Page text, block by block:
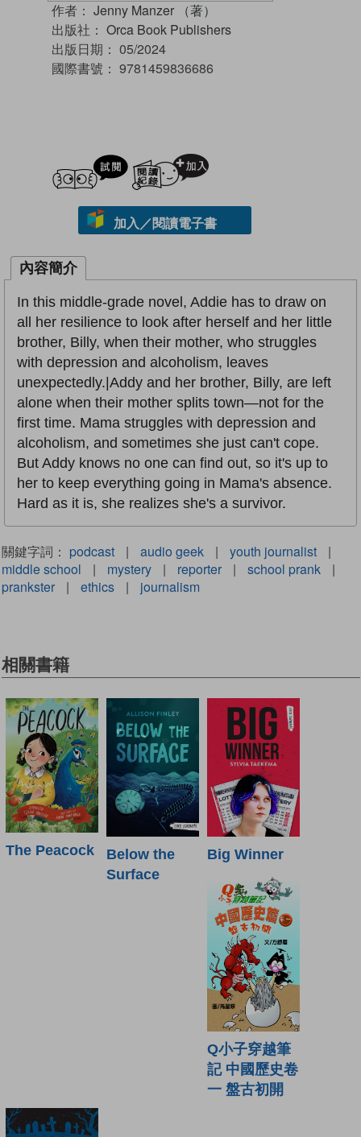
作者： Jenny Manzer （著）
出版社： Orca Book Publishers
出版日期： 05/2024
國際書號： 9781459836686
試閲
加入／閱讀電子書
內容簡介
In this middle-grade novel, Addie has to draw on
all her resilience to look after herself and her little
brother, Billy, when their mother, who struggles
with depression and alcoholism, leaves
unexpectedly.|Addy and her brother, Billy, are left
alone when their mother splits town—not for the
first time. Mama struggles with depression and
alcoholism, and sometimes she just can't cope.
But Addy knows no one can find out, so it's up to
her to keep everything going in Mama's absence.
Hard as it is, she realizes she's a survivor.
關鍵字詞： podcast | audio geek | youth journalist
|
middle school
| mystery | reporter | school prank
|
prankster
| ethics | journalism
相關書籍
The Peacock
Below the
Surface
Big Winner
Q小子穿越筆
記 中國歷史卷
一 盤古初開